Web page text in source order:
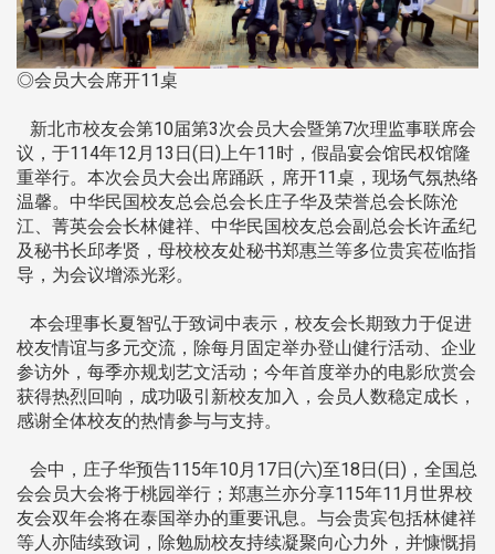
◎会员大会席开11桌
新北市校友会第10届第3次会员大会暨第7次理监事联席会
议，于114年12月13日(日)上午11时，假晶宴会馆民权馆隆
重举行。本次会员大会出席踊跃，席开11桌，现场气氛热络
温馨。中华民国校友总会总会长庄子华及荣誉总会长陈沧
江、菁英会会长林健祥、中华民国校友总会副总会长许孟纪
及秘书长邱孝贤，母校校友处秘书郑惠兰等多位贵宾莅临指
导，为会议增添光彩。
本会理事长夏智弘于致词中表示，校友会长期致力于促进
校友情谊与多元交流，除每月固定举办登山健行活动、企业
参访外，每季亦规划艺文活动；今年首度举办的电影欣赏会
获得热烈回响，成功吸引新校友加入，会员人数稳定成长，
感谢全体校友的热情参与与支持。
会中，庄子华预告115年10月17日(六)至18日(日)，全国总
会会员大会将于桃园举行；郑惠兰亦分享115年11月世界校
友会双年会将在泰国举办的重要讯息。与会贵宾包括林健祥
等人亦陆续致词，除勉励校友持续凝聚向心力外，并慷慨捐